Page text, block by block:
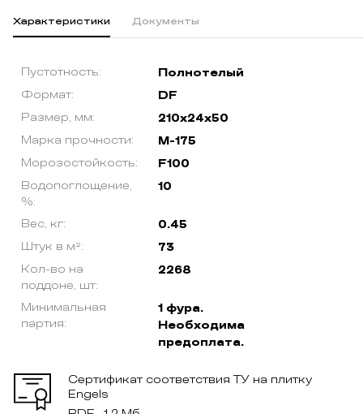
Характеристики Документы
Пустотность: Полнотелый
Формат: DF
Размер, мм: 210х24х50
Марка прочности: М-175
Морозостойкость: F100
Водопоглощение,
%:
10
Вес, кг: 0.45
Штук в м²: 73
Кол-во на
поддоне, шт:
2268
Минимальная
партия:
1 фура.
Необходима
предоплата.
Сертификат соответствия ТУ на плитку
Engels